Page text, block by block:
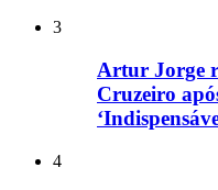
3
Artur Jorge
Cruzeiro
4